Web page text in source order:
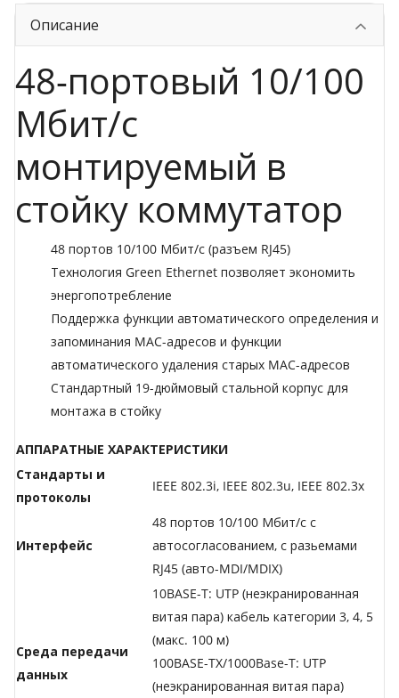
Описание
48-портовый 10/100
Мбит/с
монтируемый в
стойку коммутатор
48 портов 10/100 Мбит/с (разъем RJ45)
Технология Green Ethernet позволяет экономить
энергопотребление
Поддержка функции автоматического определения и
запоминания MAC-адресов и функции
автоматического удаления старых MAC-адресов
Стандартный 19-дюймовый стальной корпус для
монтажа в стойку
АППАРАТНЫЕ ХАРАКТЕРИСТИКИ
Стандарты и
протоколы
IEEE 802.3i, IEEE 802.3u, IEEE 802.3x
Интерфейс
48 портов 10/100 Мбит/с с
автосогласованием, с разьемами
RJ45 (авто-MDI/MDIX)
Среда передачи
данных
10BASE-T: UTP (неэкранированная
витая пара) кабель категории 3, 4, 5
(макс. 100 м)
100BASE-TX/1000Base-T: UTP
(неэкранированная витая пара)